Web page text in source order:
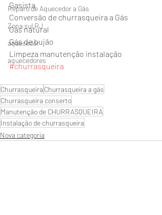
Reparo de Aquecedor a Gás
Zona sul RJ
aquecedor
aquecedores
Gasista
Conversão de churrasqueira a Gás
Gás natural
Gás de bujão
Limpeza manutenção instalação
#churrasqueira
Churrasqueira Churrasqueira a gás
Churrasqueira conserto
Manutenção de CHURRASQUEIRA
Instalação de churrasqueira
Nova categoria